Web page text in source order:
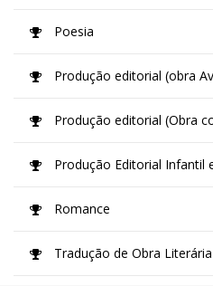
Poesia
Produção editorial (obra
Produção editorial (Obra
Produção Editorial Infantil
Romance
Tradução de Obra Literária